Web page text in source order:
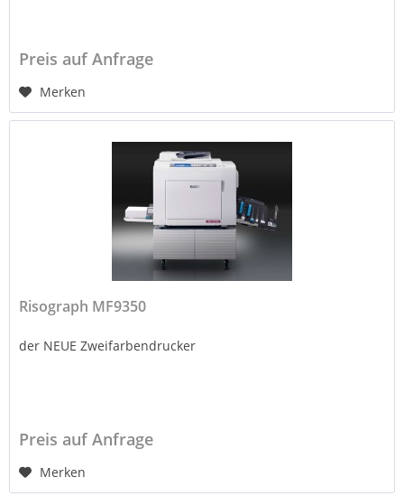
Preis auf Anfrage
Merken
Risograph MF9350
der NEUE Zweifarbendrucker
Preis auf Anfrage
Merken